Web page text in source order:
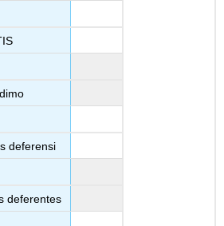
deferensi
deferentes